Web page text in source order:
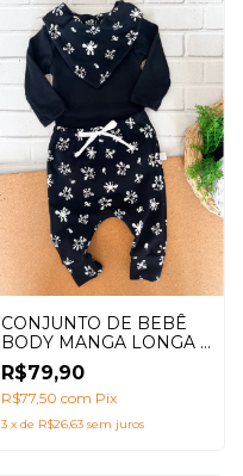
CONJUNTO DE BEBÊ
BODY MANGA LONGA +
CALÇA SARUEL SPLASH
PRETO + BABADOR
R$79,90
R$77,50 com Pix
3 x de R$26,63 sem juros